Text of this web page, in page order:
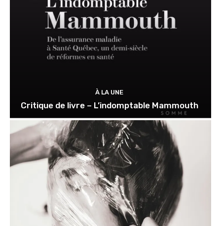
À LA UNE
Critique de livre – L’indomptable Mammouth